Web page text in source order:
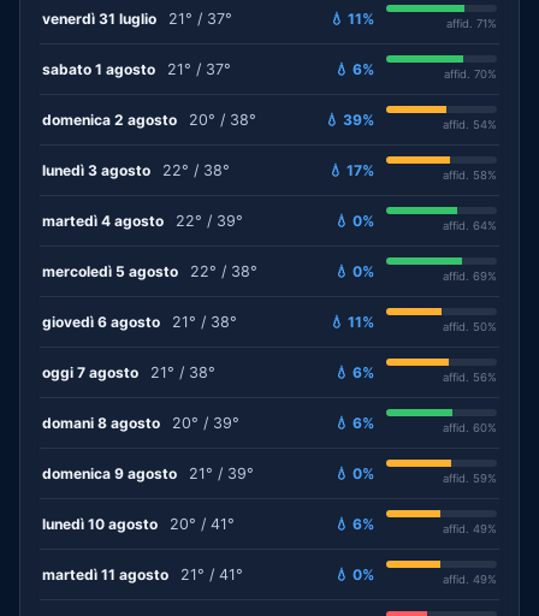
venerdì 31 luglio 21° / 37° 💧 11% affid. 71%
sabato 1 agosto 21° / 37° 💧 6% affid. 70%
domenica 2 agosto 20° / 38° 💧 39% affid. 54%
lunedì 3 agosto 22° / 38° 💧 17% affid. 58%
martedì 4 agosto 22° / 39° 💧 0% affid. 64%
mercoledì 5 agosto 22° / 38° 💧 0% affid. 69%
giovedì 6 agosto 21° / 38° 💧 11% affid. 50%
oggi 7 agosto 21° / 38° 💧 6% affid. 56%
domani 8 agosto 20° / 39° 💧 6% affid. 60%
domenica 9 agosto 21° / 39° 💧 0% affid. 59%
lunedì 10 agosto 20° / 41° 💧 6% affid. 49%
martedì 11 agosto 21° / 41° 💧 0% affid. 49%